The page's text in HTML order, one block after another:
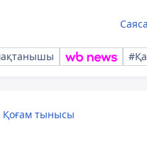
Қоғам тынысы